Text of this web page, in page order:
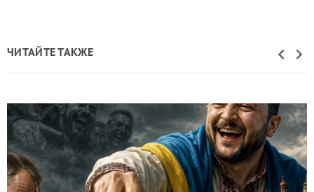
ЧИТАЙТЕ ТАКЖЕ